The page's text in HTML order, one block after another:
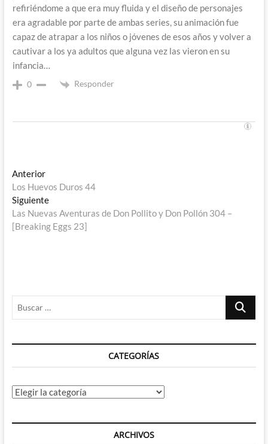
refiriéndome a que era muy fluida y el diseño de personajes
era agradable por parte de ambas series, su animación fue
capaz de atrapar a los niños o jóvenes de esos años y volver a
cautivar a los ya adultos que alguna vez las vieron en su
infancia…
0 Responder
Navegación
de
entradas
AnteriorEntrada
anterior:
Los Huevos Duros 44
SiguienteEntrada
siguiente:
Las Nuevas Aventuras de Don Pollito y Don Pollón 304 –
[Breaking Eggs 23]
Buscar
CATEGORÍAS
Categorías
ARCHIVOS